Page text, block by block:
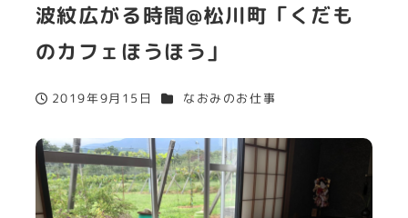
波紋広がる時間@松川町「くだも
のカフェほうほう」
投稿日
2019年9月15日 カテゴリー
なおみのお仕事